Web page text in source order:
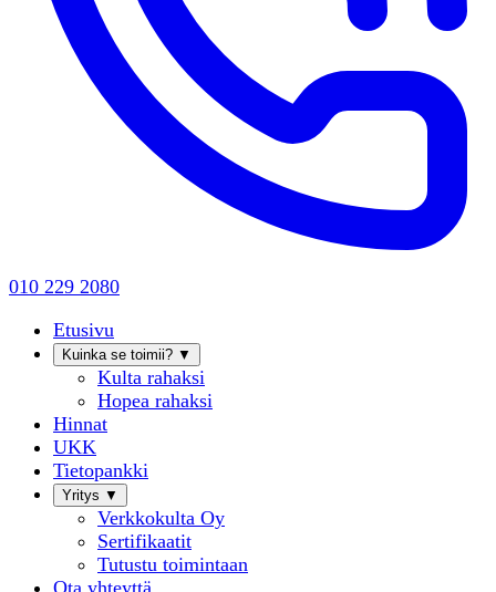
010 229 2080
Etusivu
Kuinka se toimii? ▼
Kulta rahaksi
Hopea rahaksi
Hinnat
UKK
Tietopankki
Yritys ▼
Verkkokulta Oy
Sertifikaatit
Tutustu toimintaan
Ota yhteyttä